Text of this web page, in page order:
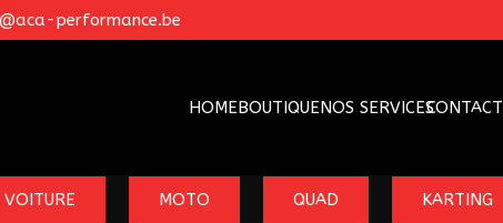
performance.be
HOMEBOUTIQUENOS SERVICESCONTACT
VOITURE MOTO QUAD KARTING